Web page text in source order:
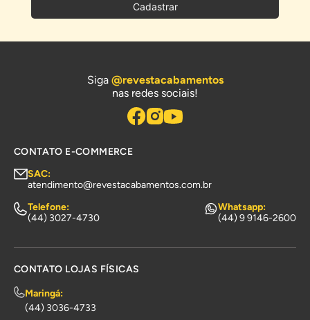
Cadastrar
Siga @revestacabamentos
nas redes sociais!
CONTATO E-COMMERCE
SAC:
atendimento@revestacabamentos.com.br
Telefone:
(44) 3027-4730
Whatsapp:
(44) 9 9146-2600
CONTATO LOJAS FÍSICAS
Maringá:
(44) 3036-4733